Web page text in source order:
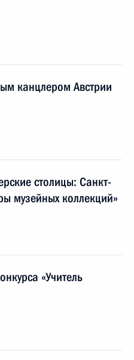
канцлером Австрии
столицы: Санкт-
музейных коллекций»
«Учитель